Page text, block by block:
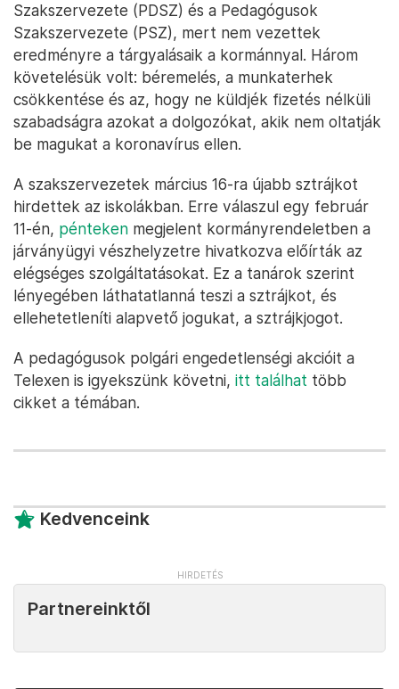
Szakszervezete (PDSZ) és a Pedagógusok
Szakszervezete (PSZ), mert nem vezettek
eredményre a tárgyalásaik a kormánnyal. Három
követelésük volt: béremelés, a munkaterhek
csökkentése és az, hogy ne küldjék fizetés nélküli
szabadságra azokat a dolgozókat, akik nem oltatják
be magukat a koronavírus ellen.
A szakszervezetek március 16-ra újabb sztrájkot
hirdettek az iskolákban. Erre válaszul egy február
11-én, pénteken megjelent kormányrendeletben a
járványügyi vészhelyzetre hivatkozva előírták az
elégséges szolgáltatásokat. Ez a tanárok szerint
lényegében láthatatlanná teszi a sztrájkot, és
ellehetetleníti alapvető jogukat, a sztrájkjogot.
A pedagógusok polgári engedetlenségi akcióit a
Telexen is igyekszünk követni, itt találhat több
cikket a témában.
Kedvenceink
Partnereinktől